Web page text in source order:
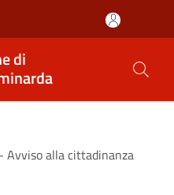
di
Avviso alla cittadinanza